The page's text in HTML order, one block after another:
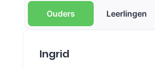
Ouders Leerlingen
Ingrid